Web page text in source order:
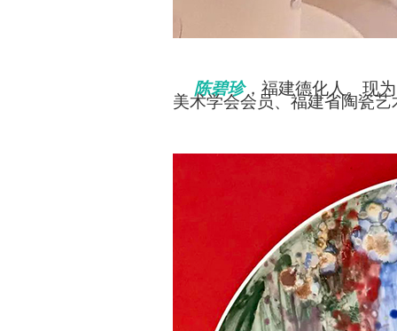
陈碧珍，福建德化人。现
美术学会会员、福建省陶瓷